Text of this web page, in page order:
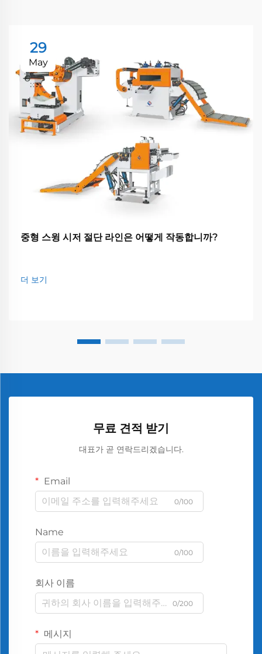
29
May
중형 스윙 시저 절단 라인은 어떻게 작동합니까?
더 보기
무료 견적 받기
대표가 곧 연락드리겠습니다.
Email
0/100
Name
0/100
회사 이름
0/200
메시지